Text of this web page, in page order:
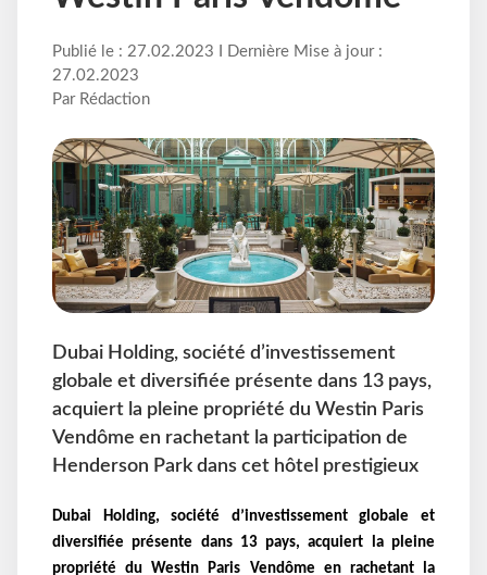
Publié le : 27.02.2023 I Dernière Mise à jour :
27.02.2023
Par Rédaction
Dubai Holding, société d’investissement
globale et diversifiée présente dans 13 pays,
acquiert la pleine propriété du Westin Paris
Vendôme en rachetant la participation de
Henderson Park dans cet hôtel prestigieux
Dubai Holding, société d’investissement globale et
diversifiée présente dans 13 pays, acquiert la pleine
propriété du Westin Paris Vendôme en rachetant la